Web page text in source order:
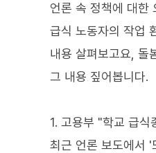
언론 속 정책에 대한
급식 노동자의 작업
내용 살펴보고요, 돌
그 내용 짚어봅니다.
1. 고용부 "학교 급식
최근 언론 보도에서 '